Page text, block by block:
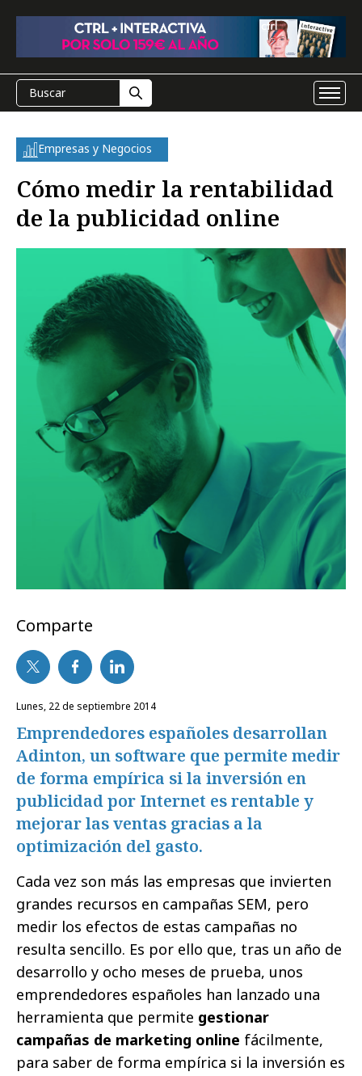
Empresas y Negocios
Cómo medir la rentabilidad
de la publicidad online
Comparte
lunes, 22 de septiembre 2014
Emprendedores españoles desarrollan
Adinton, un software que permite medir
de forma empírica si la inversión en
publicidad por Internet es rentable y
mejorar las ventas gracias a la
optimización del gasto.
Cada vez son más las empresas que invierten
grandes recursos en campañas SEM, pero
medir los efectos de estas campañas no
resulta sencillo. Es por ello que, tras un año de
desarrollo y ocho meses de prueba, unos
emprendedores españoles han lanzado una
herramienta que permite gestionar
campañas de marketing online fácilmente,
para saber de forma empírica si la inversión es